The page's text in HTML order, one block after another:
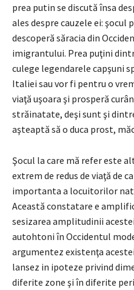
prea putin se discută însa
ales despre cauzele ei: şocul
descoperă săracia din
imigrantului. Prea puţini
culege legendarele capşuni
Italiei sau vor fi pentru o
viaţă uşoara şi prosperă
străinatate, deşi sunt şi
aşteaptă să o duca prost,
Şocul la care mă refer este
extrem de redus de viaţă de
importanta a locuitorilor
Această constatare e
sesizarea amplitudinii
autohtoni în Occidentul
argumentez existenţa
lansez in ipoteze privind
diferite zone şi în diferite